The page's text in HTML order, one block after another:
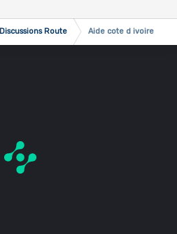
Discussions Route Aide cote d ivoire